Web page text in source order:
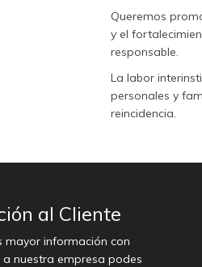
Queremos
y el
responsable.
La labor
personales y
reincidencia.
al Cliente
mayor información con
nuestra empresa podes